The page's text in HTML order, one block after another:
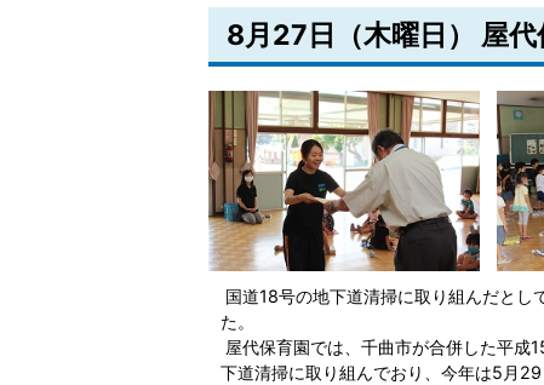
8月27日（木曜日） 屋
国道18号の地下道清掃に取り組んだとし
た。
屋代保育園では、千曲市が合併した平成
下道清掃に取り組んでおり、今年は5月